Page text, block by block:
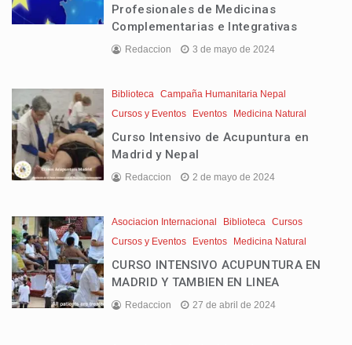
Profesionales de Medicinas
Complementarias e Integrativas
Redaccion 3 de mayo de 2024
Biblioteca Campaña Humanitaria Nepal
Cursos y Eventos
Eventos Medicina Natural
Curso Intensivo de Acupuntura en
Madrid y Nepal
Redaccion 2 de mayo de 2024
Asociacion Internacional Biblioteca Cursos
Cursos y Eventos
Eventos Medicina Natural
CURSO INTENSIVO ACUPUNTURA EN
MADRID Y TAMBIEN EN LINEA
Redaccion 27 de abril de 2024